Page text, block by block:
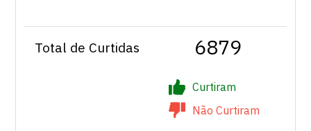
Total de Curtidas 6879
Curtiram
Não Curtiram